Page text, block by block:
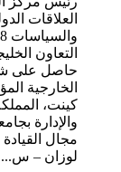
العلاقات
التعاون
حاصل على
الخارجية
كينت،
والإدارة
لوزان – س...